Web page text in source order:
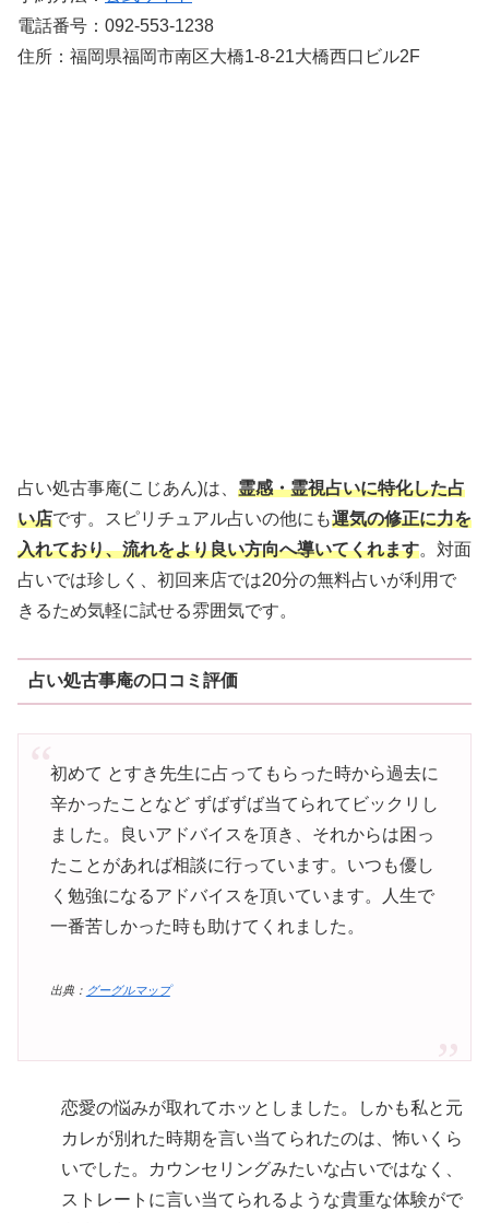
電話番号：092-553-1238
住所：福岡県福岡市南区大橋1-8-21大橋西口ビル2F
占い処古事庵(こじあん)は、 霊感・霊視占いに特化した占
い店です。スピリチュアル占いの他にも運気の修正に力を
入れており、流れをより良い方向へ導いてくれます。対面
占いでは珍しく、初回来店では20分の無料占いが利用で
きるため気軽に試せる雰囲気です。
占い処古事庵の口コミ評価
初めて とすき先生に占ってもらった時から過去に
辛かったことなど ずばずば当てられてビックリし
ました。良いアドバイスを頂き、それからは困っ
たことがあれば相談に行っています。いつも優し
く勉強になるアドバイスを頂いています。人生で
一番苦しかった時も助けてくれました。
出典： グーグルマップ
恋愛の悩みが取れてホッとしました。しかも私と元
カレが別れた時期を言い当てられたのは、怖いくら
いでした。カウンセリングみたいな占いではなく、
ストレートに言い当てられるような貴重な体験がで